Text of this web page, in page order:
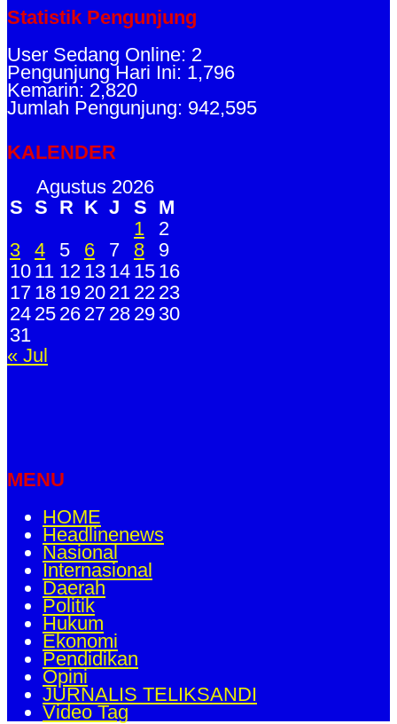
Statistik Pengunjung
User Sedang Online: 2
Pengunjung Hari Ini: 1,796
Kemarin: 2,820
Jumlah Pengunjung: 942,595
KALENDER
Agustus 2026
S S R K J S M
1
2
3
4 5 6 7 8
9
10 11 12 13 14 15 16
17 18 19 20 21 22 23
24 25 26 27 28 29 30
31
« Jul
MENU
HOME
Headlinenews
Nasional
Internasional
Daerah
Politik
Hukum
Ekonomi
Pendidikan
Opini
JURNALIS TELIKSANDI
Video Tag